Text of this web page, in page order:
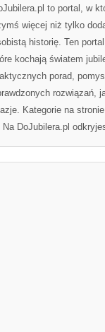
to portal, w
więcej niż tylko
historię. Ten
kochają światem
porad,
rozwiązań,
Kategorie na
Na DoJubilera.pl